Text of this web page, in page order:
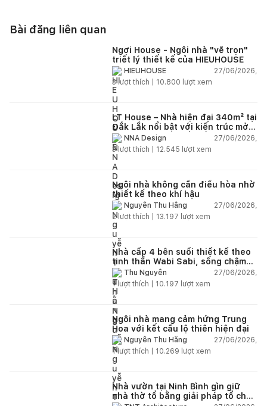
Bài đăng liên quan
Ngơi House - Ngôi nhà "vẽ trọn"
triết lý thiết kế của HIEUHOUSE
HIEUHOUSE
27/06/2026,
3lượt thích | 10.800 lượt xem
LT House – Nhà hiện đại 340m² tại
Đắk Lắk nổi bật với kiến trúc mở
và hệ sân vườn kết nối thiên
nhiên
NNA Design
27/06/2026,
3lượt thích | 12.545 lượt xem
Ngôi nhà không cần điều hòa nhờ
thiết kế theo khí hậu
Nguyễn Thu Hằng
27/06/2026,
2lượt thích | 13.197 lượt xem
Nhà cấp 4 bên suối thiết kế theo
tinh thần Wabi Sabi, sống chậm
giữa thiên nhiên
Thu Nguyễn
27/06/2026,
1lượt thích | 10.197 lượt xem
Ngôi nhà mang cảm hứng Trung
Hoa với kết cấu lộ thiên hiện đại
Nguyễn Thu Hằng
27/06/2026,
1lượt thích | 10.269 lượt xem
Nhà vườn tại Ninh Bình gìn giữ
nhà thờ tổ bằng giải pháp tổ chức